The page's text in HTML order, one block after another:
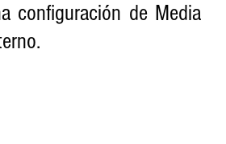
configuración de Media